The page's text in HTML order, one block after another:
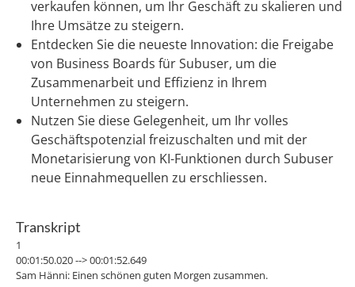
verkaufen können, um Ihr Geschäft zu skalieren und
Ihre Umsätze zu steigern.
Entdecken Sie die neueste Innovation: die Freigabe
von Business Boards für Subuser, um die
Zusammenarbeit und Effizienz in Ihrem
Unternehmen zu steigern.
Nutzen Sie diese Gelegenheit, um Ihr volles
Geschäftspotenzial freizuschalten und mit der
Monetarisierung von KI-Funktionen durch Subuser
neue Einnahmequellen zu erschliessen.
Transkript
1
00:01:50.020 --> 00:01:52.649
Sam Hänni: Einen schönen guten Morgen zusammen.